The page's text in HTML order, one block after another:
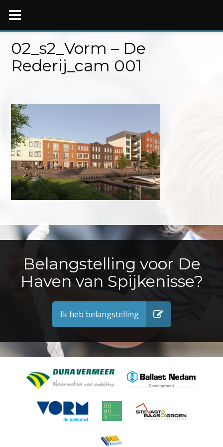
content
02_s2_Vorm – De
Rederij_cam 001
Belangstelling voor De
Haven van Spijkenisse?
Ik heb belangstelling